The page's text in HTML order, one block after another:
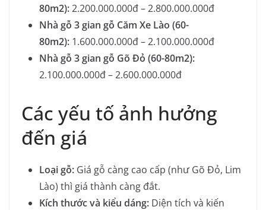
80m2):2.200.000.000đ – 2.800.000.000đ
Nhà gỗ 3 gian gỗ Căm Xe Lào (60-
80m2): 1.600.000.000đ – 2.100.000.000đ
Nhà gỗ 3 gian gỗ Gõ Đỏ (60-80m2):
2.100.000.000đ – 2.600.000.000đ
Các yếu tố ảnh hưởng
đến giá
Loại gỗ: Giá gỗ càng cao cấp (như Gõ Đỏ, Lim
Lào) thì giá thành càng đắt.
Kích thước và kiểu dáng: Diện tích và kiến